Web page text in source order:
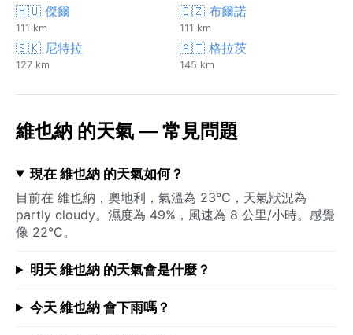
🇭🇺 傑爾
111 km
🇨🇿 布爾諾
111 km
🇸🇰 尼特拉
127 km
🇦🇹 格拉茨
145 km
維也納 的天氣 — 常見問題
現在 維也納 的天氣如何？
目前在 維也納，奧地利，氣溫為 23°C，天氣狀況為
partly cloudy。濕度為 49%，風速為 8 公里/小時。感覺
像 22°C。
明天 維也納 的天氣會是什麼？
今天 維也納 會下雨嗎？